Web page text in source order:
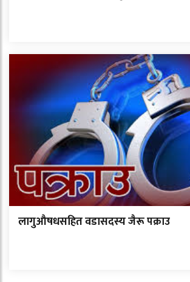
लागुऔषधसहित वडासदस्य जैरू पक्राउ